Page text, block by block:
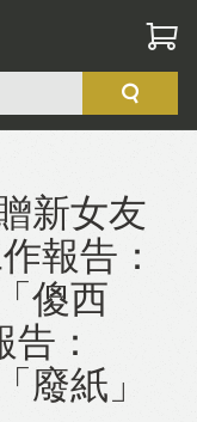
新女友
報告：
傻西
：
廢紙」